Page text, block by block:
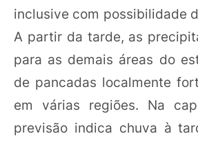
inclusive com possibilidade
A partir da tarde, as
para as demais áreas do
de pancadas localmente
em várias regiões. Na
previsão indica chuva à